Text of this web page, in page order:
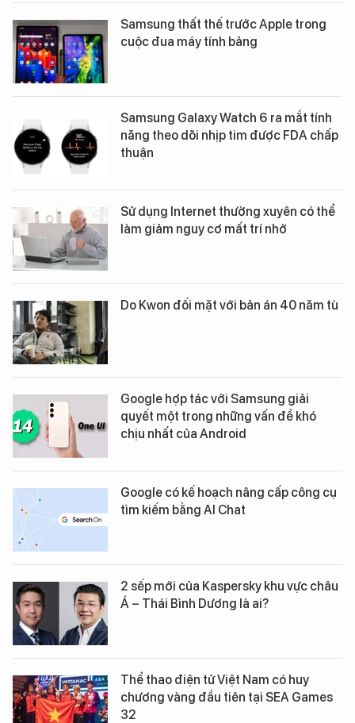
Samsung thất thế trước Apple trong
cuộc đua máy tính bảng
Samsung Galaxy Watch 6 ra mắt tính
năng theo dõi nhịp tim được FDA chấp
thuận
Sử dụng Internet thường xuyên có thể
làm giảm nguy cơ mất trí nhớ
Do Kwon đối mặt với bản án 40 năm tù
Google hợp tác với Samsung giải
quyết một trong những vấn đề khó
chịu nhất của Android
Google có kế hoạch nâng cấp công cụ
tìm kiếm bằng AI Chat
2 sếp mới của Kaspersky khu vực châu
Á – Thái Bình Dương là ai?
Thể thao điện tử Việt Nam có huy
chương vàng đầu tiên tại SEA Games
32